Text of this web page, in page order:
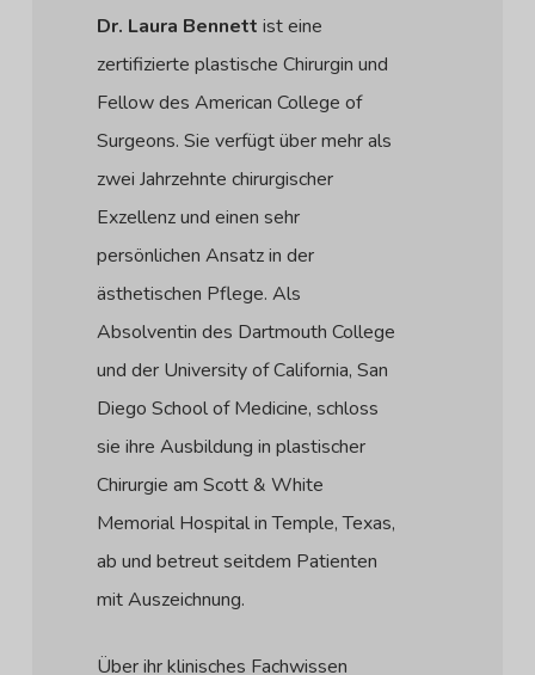
Dr. Laura Bennett ist eine
zertifizierte plastische Chirurgin und
Fellow des American College of
Surgeons. Sie verfügt über mehr als
zwei Jahrzehnte chirurgischer
Exzellenz und einen sehr
persönlichen Ansatz in der
ästhetischen Pflege. Als
Absolventin des Dartmouth College
und der University of California, San
Diego School of Medicine, schloss
sie ihre Ausbildung in plastischer
Chirurgie am Scott & White
Memorial Hospital in Temple, Texas,
ab und betreut seitdem Patienten
mit Auszeichnung.
Über ihr klinisches Fachwissen